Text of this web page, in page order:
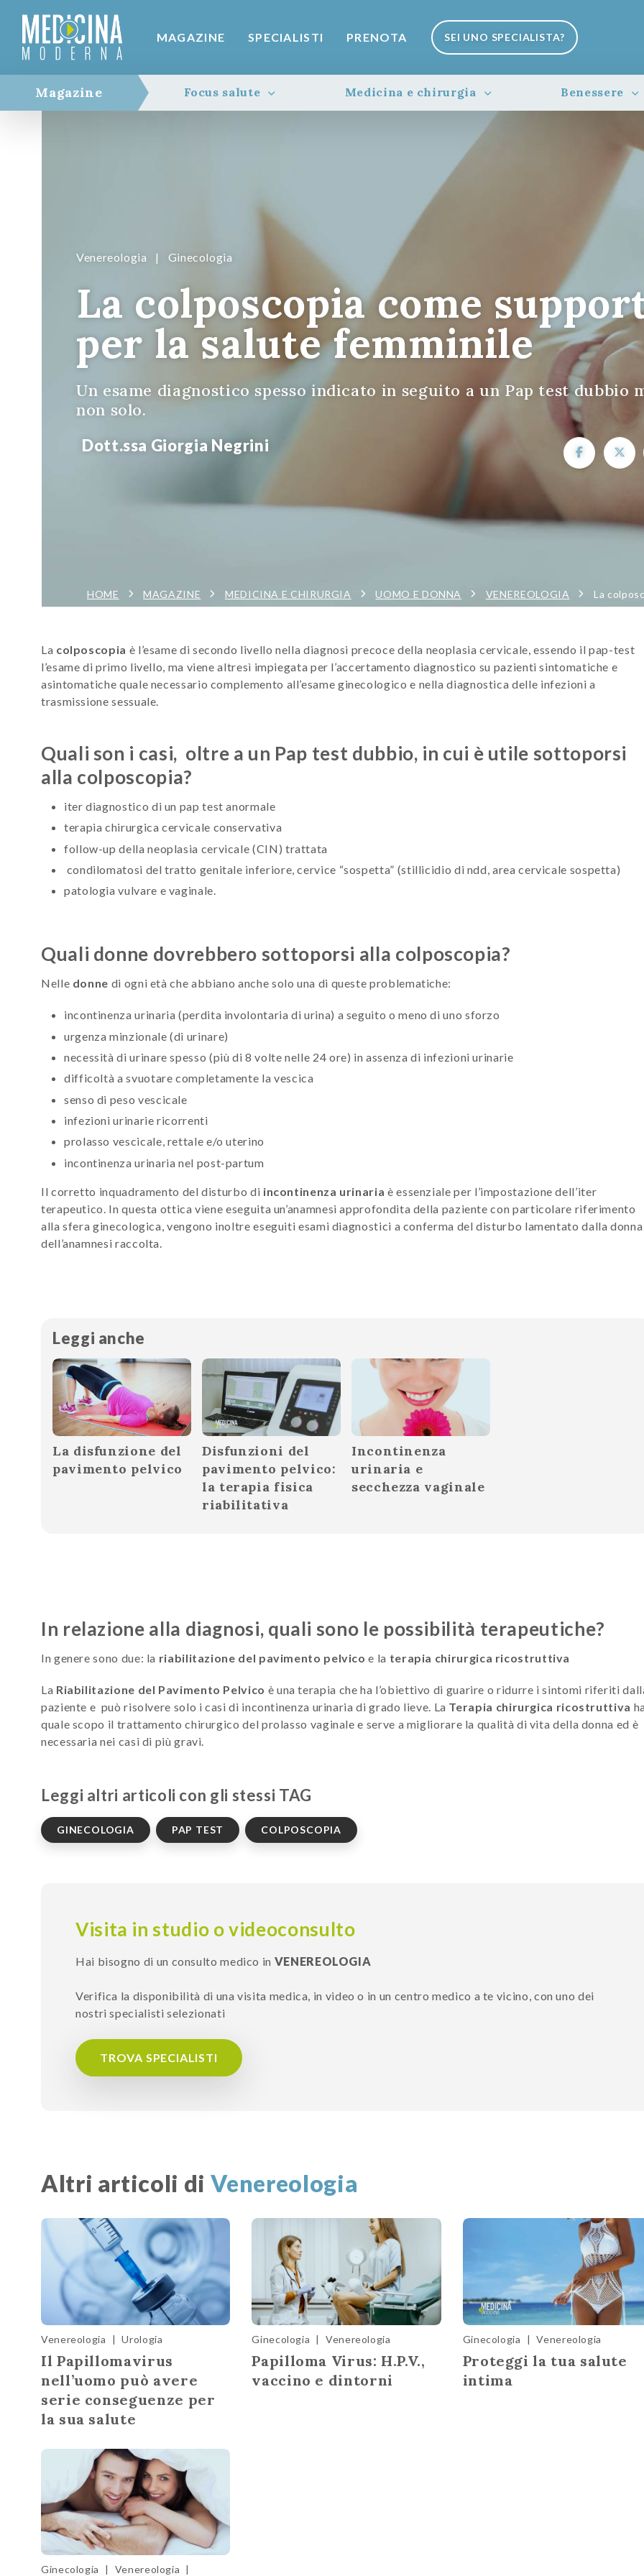
MAGAZINE SPECIALISTI PRENOTA SEI UNO SPECIALISTA?
Magazine Focus salute Medicina e chirurgia Benessere
Venereologia | Ginecologia
La colposcopia come
per la salute femminile
Un esame diagnostico spesso indicato in seguito a un Pap test dubbio
non solo.
Dott.ssa Giorgia Negrini
HOME MAGAZINE MEDICINA E CHIRURGIA UOMO E DONNA VENEREOLOGIA La
La colposcopia è l’esame di secondo livello nella diagnosi precoce della neoplasia cervicale, essendo il pap-test
l’esame di primo livello, ma viene altresì impiegata per l’accertamento diagnostico su pazienti sintomatiche e
asintomatiche quale necessario complemento all’esame ginecologico e nella diagnostica delle infezioni a
trasmissione sessuale.
Quali son i casi, oltre a un Pap test dubbio, in cui è utile sottoporsi
alla colposcopia?
iter diagnostico di un pap test anormale
terapia chirurgica cervicale conservativa
follow-up della neoplasia cervicale (CIN) trattata
condilomatosi del tratto genitale inferiore, cervice “sospetta” (stillicidio di ndd, area cervicale sospetta)
patologia vulvare e vaginale.
Quali donne dovrebbero sottoporsi alla colposcopia?
Nelle donne di ogni età che abbiano anche solo una di queste problematiche:
incontinenza urinaria (perdita involontaria di urina) a seguito o meno di uno sforzo
urgenza minzionale (di urinare)
necessità di urinare spesso (più di 8 volte nelle 24 ore) in assenza di infezioni urinarie
difficoltà a svuotare completamente la vescica
senso di peso vescicale
infezioni urinarie ricorrenti
prolasso vescicale, rettale e/o uterino
incontinenza urinaria nel post-partum
Il corretto inquadramento del disturbo di incontinenza urinaria è essenziale per l’impostazione dell’iter
terapeutico. In questa ottica viene eseguita un’anamnesi approfondita della paziente con particolare riferimento
alla sfera ginecologica, vengono inoltre eseguiti esami diagnostici a conferma del disturbo lamentato dalla donna
dell’anamnesi raccolta.
Leggi anche
La disfunzione del
pavimento pelvico
Disfunzioni del
pavimento pelvico:
la terapia fisica
riabilitativa
Incontinenza
urinaria e
secchezza vaginale
In relazione alla diagnosi, quali sono le possibilità terapeutiche?
In genere sono due: la riabilitazione del pavimento pelvico e la terapia chirurgica ricostruttiva
La Riabilitazione del Pavimento Pelvico è una terapia che ha l’obiettivo di guarire o ridurre i sintomi riferiti
paziente e può risolvere solo i casi di incontinenza urinaria di grado lieve. La Terapia chirurgica ricostruttiva
quale scopo il trattamento chirurgico del prolasso vaginale e serve a migliorare la qualità di vita della donna ed è
necessaria nei casi di più gravi.
Leggi altri articoli con gli stessi TAG
GINECOLOGIA PAP TEST COLPOSCOPIA
Visita in studio o videoconsulto
Hai bisogno di un consulto medico in VENEREOLOGIA
Verifica la disponibilità di una visita medica, in video o in un centro medico a te vicino, con uno dei
nostri specialisti selezionati
TROVA SPECIALISTI
Altri articoli di Venereologia
Venereologia | Urologia
Il Papillomavirus
nell’uomo può avere
serie conseguenze per
la sua salute
Ginecologia | Venereologia
Papilloma Virus: H.P.V.,
vaccino e dintorni
Ginecologia | Venereologia
Proteggi la tua salute
intima
Ginecologia | Venereologia |